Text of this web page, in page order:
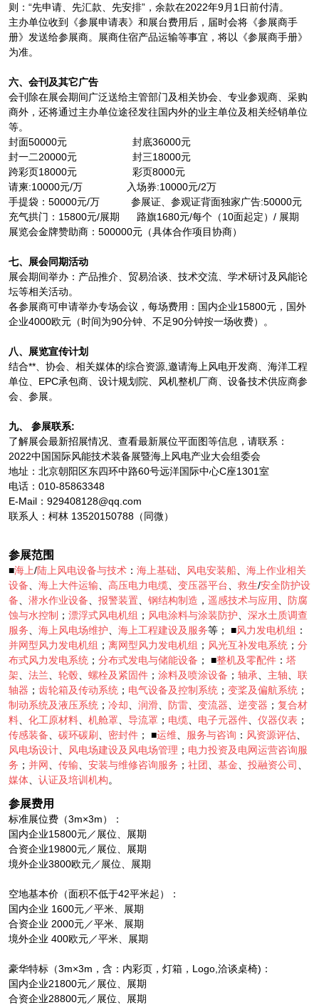
则：“先申请、先汇款、先安排”，余款在2022年9月1日前付清。
主办单位收到《参展申请表》和展台费用后，届时会将《参展商手
册》发送给参展商。展商住宿产品运输等事宜，将以《参展商手册》
为准。
六、会刊及其它广告
会刊除在展会期间广泛送给主管部门及相关协会、专业参观商、采购
商外，还将通过主办单位途径发往国内外的业主单位及相关经销单位
等。
封面50000元 封底36000元
封一二20000元 封三18000元
跨彩页18000元 彩页8000元
请柬:10000元/万 入场券:10000元/2万
手提袋：50000元/万 参展证、参观证背面独家广告:50000元
充气拱门：15800元/展期 路旗1680元/每个（10面起定）/ 展期
展览会金牌赞助商：500000元（具体合作项目协商）
七、展会同期活动
展会期间举办：产品推介、贸易洽谈、技术交流、学术研讨及风能论
坛等相关活动。
各参展商可申请举办专场会议，每场费用：国内企业15800元，国外
企业4000欧元（时间为90分钟、不足90分钟按一场收费）。
八、展览宣传计划
结合**、协会、相关媒体的综合资源,邀请海上风电开发商、海洋工程
单位、EPC承包商、设计规划院、风机整机厂商、设备技术供应商参
会、参展。
九、 参展联系:
了解展会最新招展情况、查看最新展位平面图等信息，请联系：
2022中国国际风能技术装备展暨海上风电产业大会组委会
地址：北京朝阳区东四环中路60号远洋国际中心C座1301室
电话：010-85863348
E-Mail：929408128@qq.com
联系人：柯林 13520150788（同微）
参展范围
■海上/陆上风电设备与技术 ： 海上基础 风电安装船
海上作业相关
设备
海上大件运输 高压电力电缆 变压器平台 救生/安全防护设
备
潜水作业设备 报警装置 钢结构制造 ， 遥感技术与应用
防腐
蚀与水控制 ； 漂浮式风电机组 ； 风电涂料与涂装防护
深水土质调查
服务
海上风电场维护 海上工程建设及服务等； ■风力发电机组 ：
并网型风力发电机组 ； 离网型风力发电机组 ； 风光互补发电系统 ； 分
布式风力发电系统 ； 分布式发电与储能设备 ； ■整机及零配件 ： 塔
架
法兰 轮毂 螺栓及紧固件 ； 涂料及喷涂设备 ； 轴承 主轴
联
轴器 ； 齿轮箱及传动系统 ； 电气设备及控制系统 ； 变桨及偏航系统 ；
制动系统及液压系统 ； 冷却 润滑 防雷 变流器 逆变器 ； 复合材
料
化工原材料 机舱罩 导流罩 ； 电缆 电子元器件 仪器仪表 ；
传感装备
碳环碳刷 密封件 ； ■运维 服务与咨询 ： 风资源评估
风电场设计
风电场建设及风电场管理 ； 电力投资及电网运营咨询服
务 ； 并网 传输 安装与维修咨询服务 ； 社团 基金 投融资公司
媒体
认证及培训机构。
参展费用
标准展位费（3m×3m）：
国内企业15800元／展位、展期
合资企业19800元／展位、展期
境外企业3800欧元／展位、展期
空地基本价（面积不低于42平米起）：
国内企业 1600元／平米、展期
合资企业 2000元／平米、展期
境外企业 400欧元／平米、展期
豪华特标（3m×3m，含：内彩页，灯箱，Logo,洽谈桌椅)：
国内企业21800元／展位、展期
合资企业28800元／展位、展期